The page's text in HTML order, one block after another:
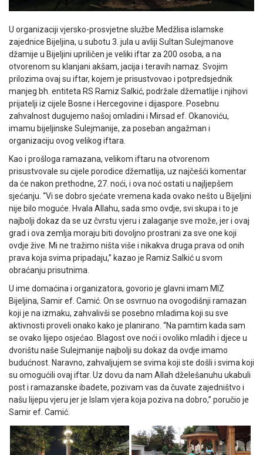
U organizaciji vjersko-prosvjetne službe Medžlisa islamske
zajednice Bijeljina, u subotu 3. jula u avliji Sultan Sulejmanove
džamije u Bijeljini upriličen je veliki iftar za 200 osoba, a na
otvorenom su klanjani akšam, jacija i teravih namaz. Svojim
prilozima ovaj su iftar, kojem je prisustvovao i potpredsjednik
manjeg bh. entiteta RS Ramiz Salkić, podržale džematlije i njihovi
prijatelji iz cijele Bosne i Hercegovine i dijaspore. Posebnu
zahvalnost dugujemo našoj omladini i Mirsad ef. Okanoviću,
imamu bijeljinske Sulejmanije, za poseban angažman i
organizaciju ovog velikog iftara.
Kao i prošloga ramazana, velikom iftaru na otvorenom
prisustvovale su cijele porodice džematlija, uz najčešći komentar
da će nakon prethodne, 27. noći, i ova noć ostati u najljepšem
sjećanju. “Vi se dobro sjećate vremena kada ovako nešto u Bijeljini
nije bilo moguće. Hvala Allahu, sada smo ovdje, svi skupa i to je
najbolji dokaz da se uz čvrstu vjeru i zalaganje sve može, jer i ovaj
grad i ova zemlja moraju biti dovoljno prostrani za sve one koji
ovdje žive. Mi ne tražimo ništa više i nikakva druga prava od onih
prava koja svima pripadaju,” kazao je Ramiz Salkić u svom
obraćanju prisutnima.
U ime domaćina i organizatora, govorio je glavni imam MIZ
Bijeljina, Samir ef. Camić. On se osvrnuo na ovogodišnji ramazan
koji je na izmaku, zahvalivši se posebno mladima koji su sve
aktivnosti proveli onako kako je planirano. “Na pamtim kada sam
se ovako lijepo osjećao. Blagost ove noći i ovoliko mladih i djece u
dvorištu naše Sulejmanije najbolji su dokaz da ovdje imamo
budućnost. Naravno, zahvaljujem se svima koji ste došli i svima koji
su omogućili ovaj iftar. Uz dovu da nam Allah dželešanuhu ukabuli
post i ramazanske ibadete, pozivam vas da čuvate zajedništvo i
našu lijepu vjeru jer je Islam vjera koja poziva na dobro,” poručio je
Samir ef. Camić.